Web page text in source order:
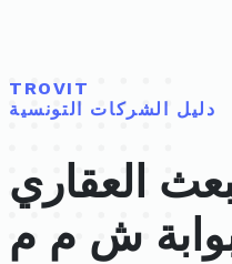
TROVIT
دليل الشركات التونسية
العقاري
ش م م